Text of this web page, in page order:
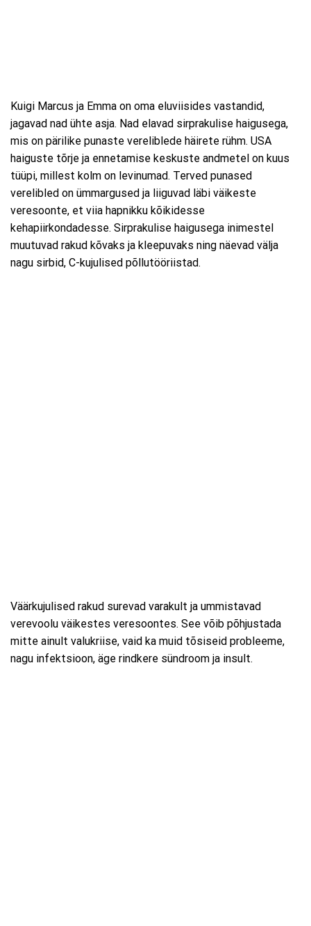
Kuigi Marcus ja Emma on oma eluviisides vastandid,
jagavad nad ühte asja. Nad elavad sirprakulise haigusega,
mis on pärilike punaste vereliblede häirete rühm. USA
haiguste tõrje ja ennetamise keskuste andmetel on kuus
tüüpi, millest kolm on levinumad. Terved punased
verelibled on ümmargused ja liiguvad läbi väikeste
veresoonte, et viia hapnikku kõikidesse
kehapiirkondadesse. Sirprakulise haigusega inimestel
muutuvad rakud kõvaks ja kleepuvaks ning näevad välja
nagu sirbid, C-kujulised põllutööriistad.
Väärkujulised rakud surevad varakult ja ummistavad
verevoolu väikestes veresoontes. See võib põhjustada
mitte ainult valukriise, vaid ka muid tõsiseid probleeme,
nagu infektsioon, äge rindkere sündroom ja insult.